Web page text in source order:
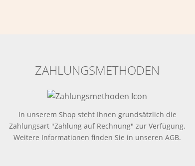
ZAHLUNGSMETHODEN
In unserem Shop steht Ihnen grundsätzlich die
Zahlungsart "Zahlung auf Rechnung" zur Verfügung.
Weitere Informationen finden Sie in unseren AGB.